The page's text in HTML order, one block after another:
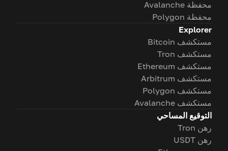
محفظة Avalanche
محفظة Polygon
Explorer
مستكشف Bitcoin
مستكشف Tron
مستكشف Ethereum
مستكشف Arbitrum
مستكشف Polygon
مستكشف Avalanche
التوقيع المساحي
رهن Tron
رهن USDT